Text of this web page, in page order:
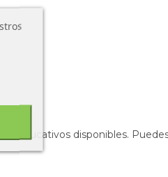
educativos disponibles.